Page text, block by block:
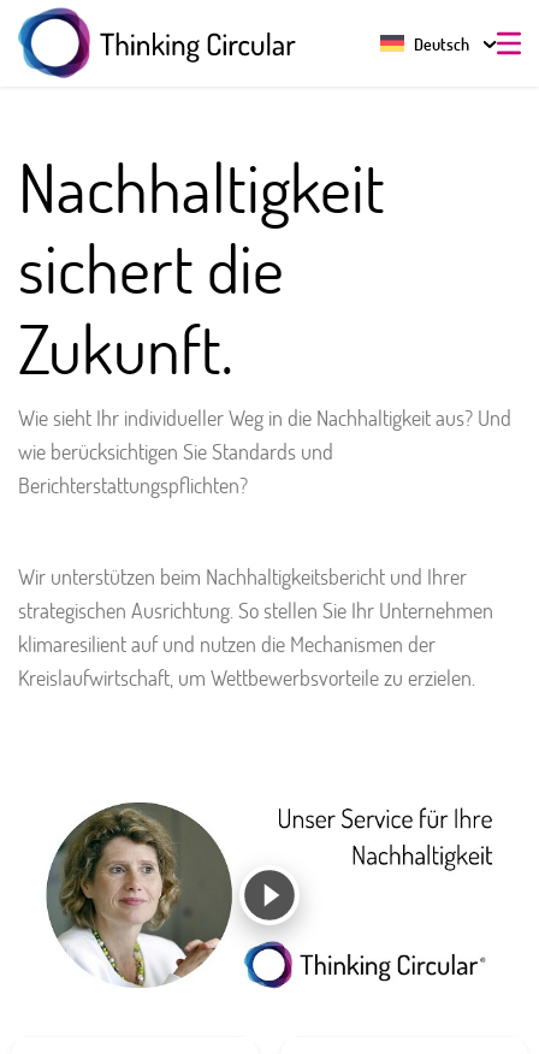
Deutsch
Nachhaltigkeit
sichert die
Zukunft.
Wie sieht Ihr individueller Weg in die Nachhaltigkeit aus? Und
wie berücksichtigen Sie Standards und
Berichterstattungspflichten?
Wir unterstützen beim Nachhaltigkeitsbericht und Ihrer
strategischen Ausrichtung. So stellen Sie Ihr Unternehmen
klimaresilient auf und nutzen die Mechanismen der
Kreislaufwirtschaft, um Wettbewerbsvorteile zu erzielen.